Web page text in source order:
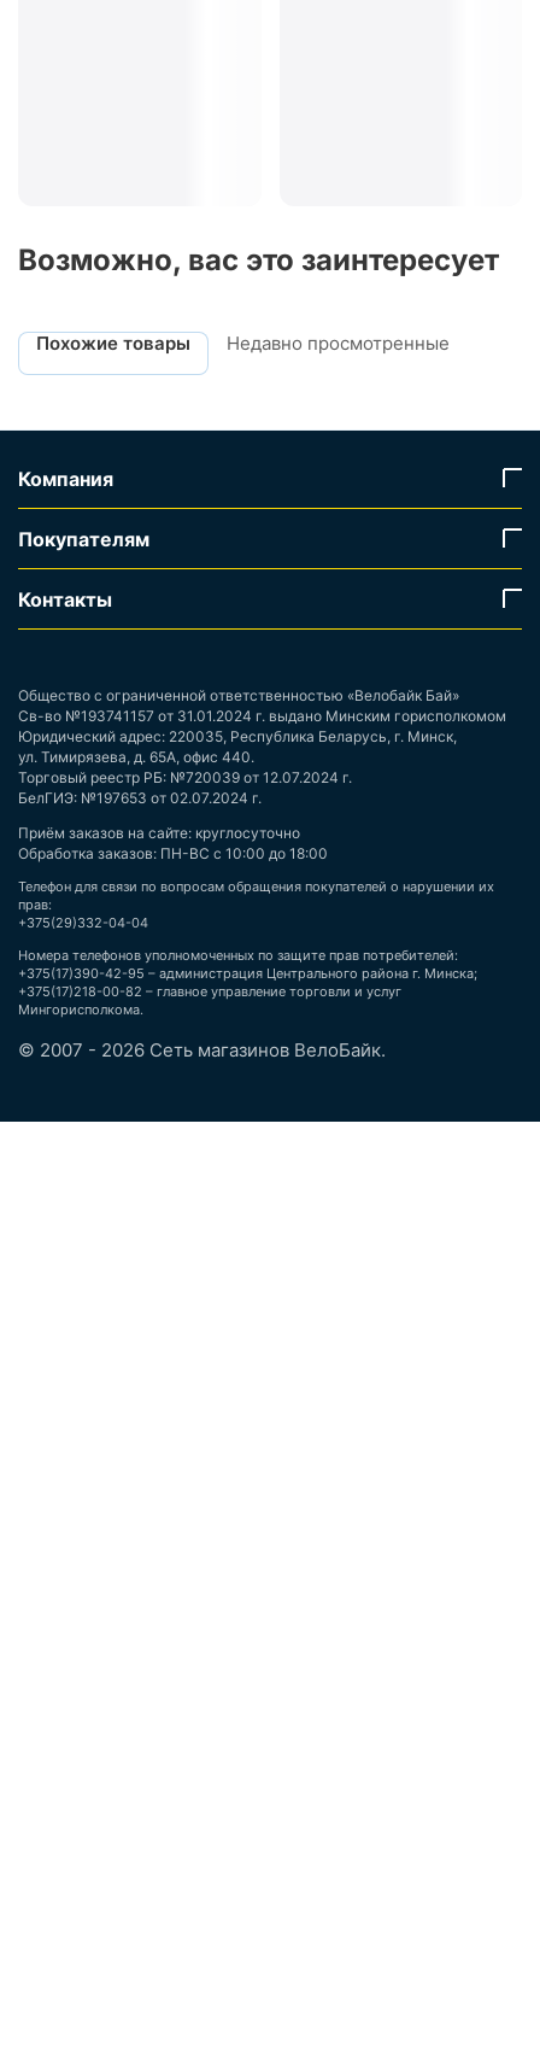
Возможно, вас это заинтересует
Похожие товары Недавно просмотренные
Компания
Покупателям
Контакты
Общество с ограниченной ответственностью «Велобайк Бай»
Св-во №193741157 от 31.01.2024 г. выдано Минским горисполкомом
Юридический адрес: 220035, Республика Беларусь, г. Минск,
ул. Тимирязева, д. 65А, офис 440.
Торговый реестр РБ: №720039 от 12.07.2024 г.
БелГИЭ: №197653 от 02.07.2024 г.
Приём заказов на сайте: круглосуточно
Обработка заказов: ПН-ВС с 10:00 до 18:00
Телефон для связи по вопросам обращения покупателей о нарушении их
прав:
+375(29)332-04-04
Номера телефонов уполномоченных по защите прав потребителей:
+375(17)390-42-95 – администрация Центрального района г. Минска;
+375(17)218-00-82 – главное управление торговли и услуг
Мингорисполкома.
© 2007 - 2026 Сеть магазинов ВелоБайк.